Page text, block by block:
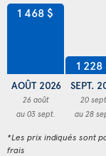
1 468 $
AOÛT 2026
26 août
au 03 sept.
1 228
SEPT.
20 sept.
au 28
*Les prix indiqués sont
frais